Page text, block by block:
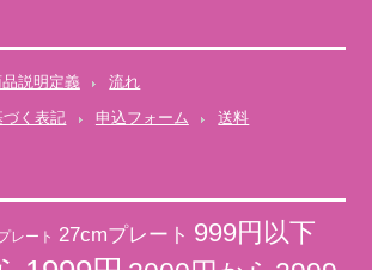
説明定義
流れ
く表記
申込フォーム 送料
レート 27cmプレート 999円以下